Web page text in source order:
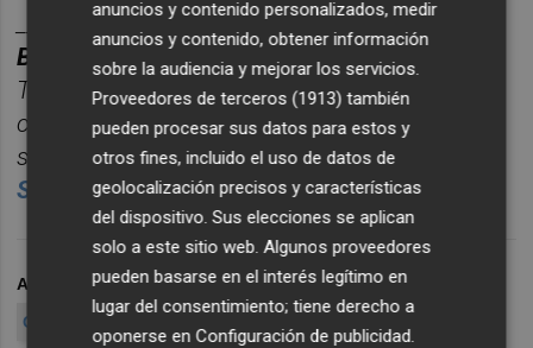
________
BOLET
ÍN DE EMPRESAS E INNOVACIÓN.
Toda la información empresarial de Castellón,
concentrada en unúnico correo semanal para
seguir la actualidad sin perder tiempo.
Suscr
betegratis al boletín aquí.
ARCHIVADO EN AEROPUERTO DE CASTELLÓN
CASTELLON
anuncios y contenido personalizados, medir
anuncios y contenido, obtener información
sobre la audiencia y mejorar los servicios.
Proveedores de terceros (1913) también
pueden procesar sus datos para estos y
otros fines, incluido el uso de datos de
geolocalización precisos y características
del dispositivo. Sus elecciones se aplican
solo a este sitio web. Algunos proveedores
pueden basarse en el interés legítimo en
lugar del consentimiento; tiene derecho a
oponerse enConfiguración de publicidad